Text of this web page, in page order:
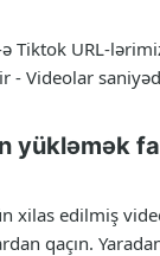
URL-
Videolar
yükləmək
xilas edilmiş
qaçın.